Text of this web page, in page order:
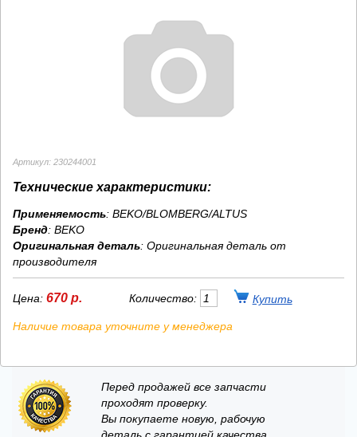
Артикул: 230244001
Технические характеристики:
Применяемость: BEKO/BLOMBERG/ALTUS
Бренд: BEKO
Оригинальная деталь: Оригинальная деталь от
производителя
Цена: 670 р. Количество:
Наличие товара уточните у менеджера
Перед продажей все запчасти
проходят проверку.
Вы покупаете новую, рабочую